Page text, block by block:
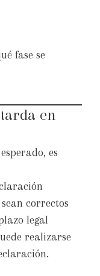
fase se
en
es
correctos
legal
realizarse